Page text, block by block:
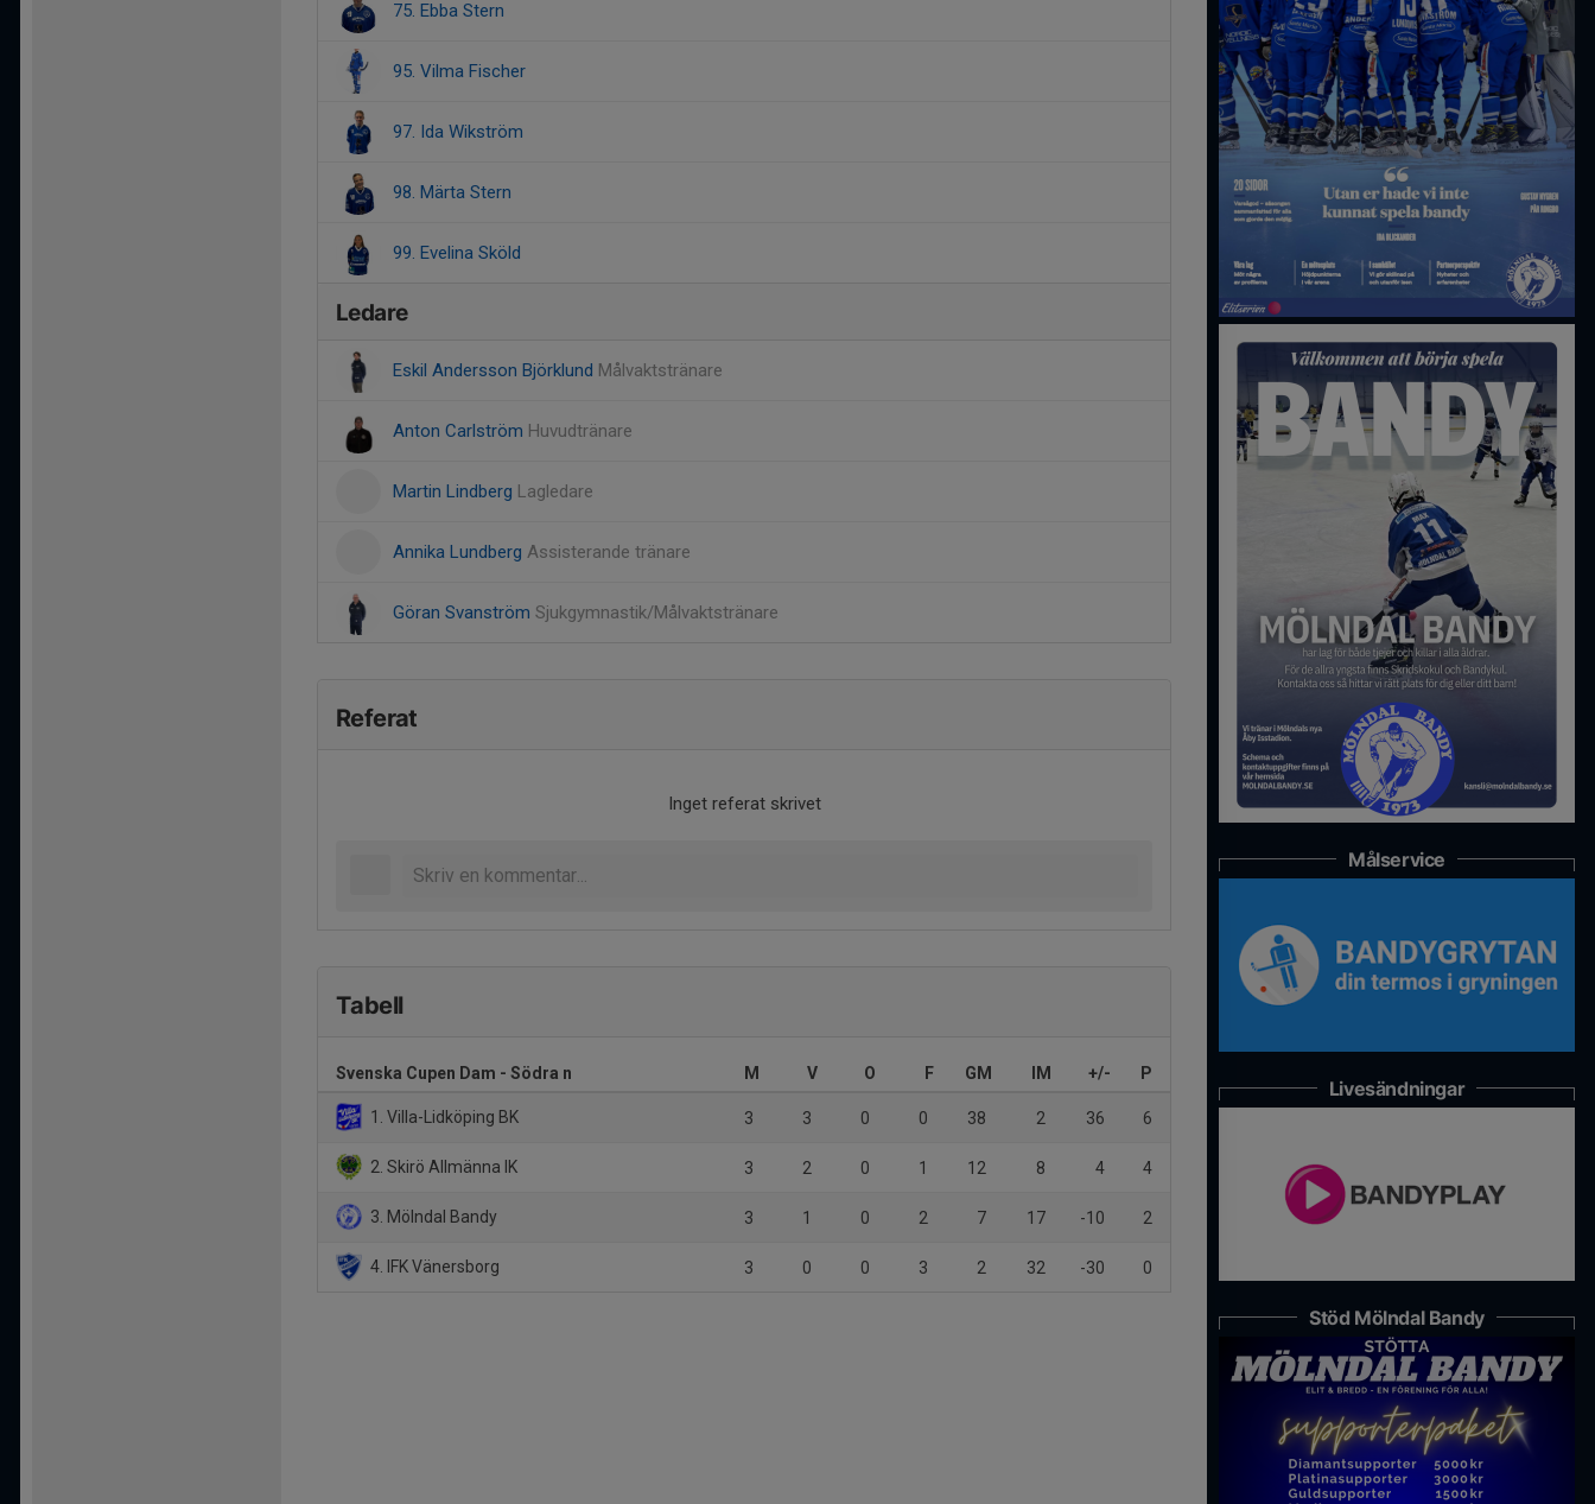
75. Ebba Stern
95. Vilma Fischer
97. Ida Wikström
98. Märta Stern
99. Evelina Sköld
Ledare
Eskil Andersson Björklund Målvaktstränare
Anton Carlström Huvudtränare
Martin Lindberg Lagledare
Annika Lundberg Assisterande tränare
Göran Svanström Sjukgymnastik/Målvaktstränare
Referat
Inget referat skrivet
Tabell
Svenska Cupen Dam - Södra n M V O F GM IM +/- P
1. Villa-Lidköping BK 3 3 0 0 38 2 36 6
2. Skirö Allmänna IK 3 2 0 1 12 8 4 4
3. Mölndal Bandy 3 1 0 2 7 17 -10 2
4. IFK Vänersborg 3 0 0 3 2 32 -30 0
Målservice
Livesändningar
Stöd Mölndal Bandy